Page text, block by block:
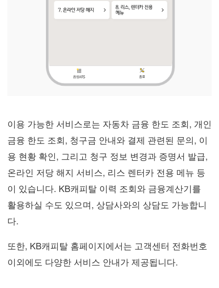
이용 가능한 서비스로는 자동차 금융 한도 조회, 개인
금융 한도 조회, 청구금 안내와 결제 관련된 문의, 이
용 현황 확인, 그리고 청구 정보 변경과 증명서 발급,
온라인 저당 해지 서비스, 리스 렌터카 전용 메뉴 등
이 있습니다. KB캐피탈 이력 조회와 금융계산기를
활용하실 수도 있으며, 상담사와의 상담도 가능합니
다.
또한, KB캐피탈 홈페이지에서는 고객센터 전화번호
이외에도 다양한 서비스 안내가 제공됩니다.